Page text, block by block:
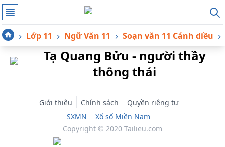
Lớp 11 Ngữ Văn 11 Soạn văn 11 Cánh diều
Tạ Quang Bửu - người thầy
thông thái
Giới thiệu Chính sách
Quyền riêng tư
SXMN
Xổ số Miền Nam
Copyright © 2020 Tailieu.com